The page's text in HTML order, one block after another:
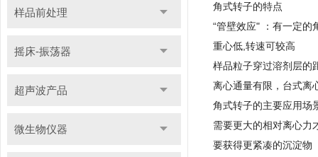
样品前处理
摇床-振荡器
超声波产品
微生物仪器
角式转子的特点
“管壁效应" ：有一定
重心低,转速可较高
样品粒子穿过溶剂层的
离心通量有限，台式离
角式转子的主要应用场
需要更大的相对离心力
要获得更紧凑的沉淀物